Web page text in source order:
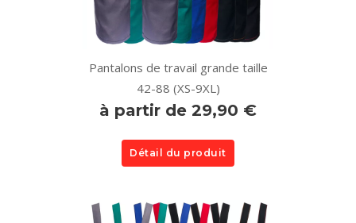
Pantalons de travail grande taille
42-88 (XS-9XL)
à partir de 29,90 €
Détail du produit